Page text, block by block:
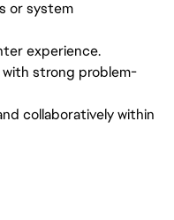
or system
experience.
strong problem-
collaboratively within